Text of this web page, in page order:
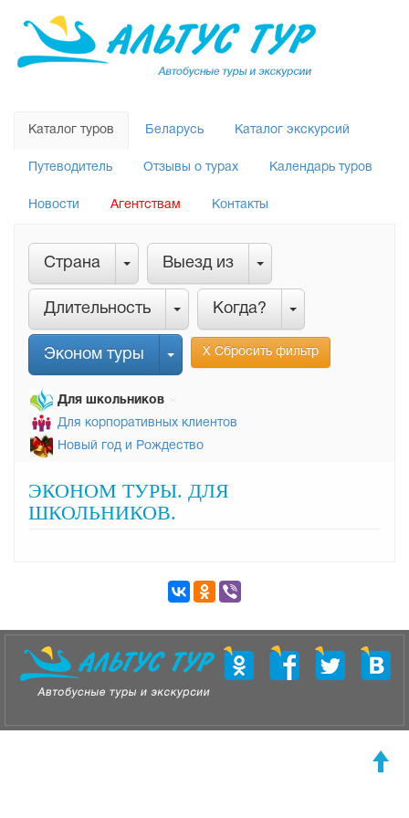
Каталог туров Беларусь Каталог экскурсий
Путеводитель Отзывы о турах Календарь туров
Новости Агентствам Контакты
Страна Выезд из
Длительность Когда?
Эконом туры Х Сбросить фильтр
Для школьников Х
Для корпоративных клиентов
Новый год и Рождество
ЭКОНОМ ТУРЫ. ДЛЯ
ШКОЛЬНИКОВ.